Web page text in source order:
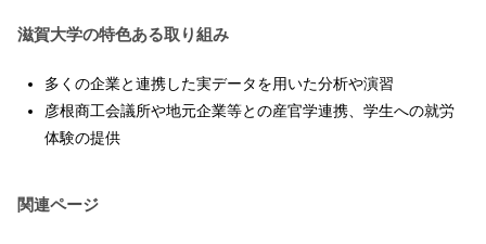
滋賀大学の特色ある取り組み
多くの企業と連携した実データを用いた分析や演習
彦根商工会議所や地元企業等との産官学連携、学生への就労
体験の提供
関連ページ